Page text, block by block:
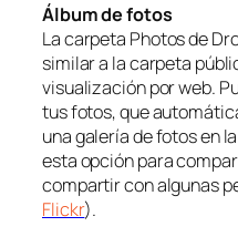
Álbum de fotos
La carpeta Photosde
similar a la carpeta
visualización por web.
tus fotos, que
una galería de fotos en
esta opción para
compartir con algunas
Flickr).